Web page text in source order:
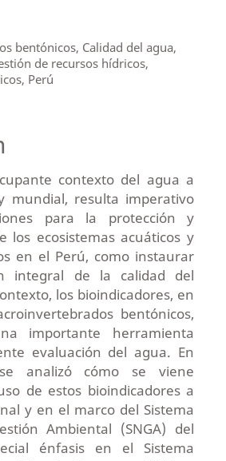
bentónicos, Calidad del agua,
de recursos hídricos,
Perú
contexto del agua a
mundial, resulta imperativo
para la protección y
los ecosistemas acuáticos y
en el Perú, como instaurar
integral de la calidad del
los bioindicadores, en
bentónicos,
importante herramienta
evaluación del agua. En
analizó cómo se viene
de estos bioindicadores a
y en el marco del Sistema
Ambiental (SNGA) del
énfasis en el Sistema